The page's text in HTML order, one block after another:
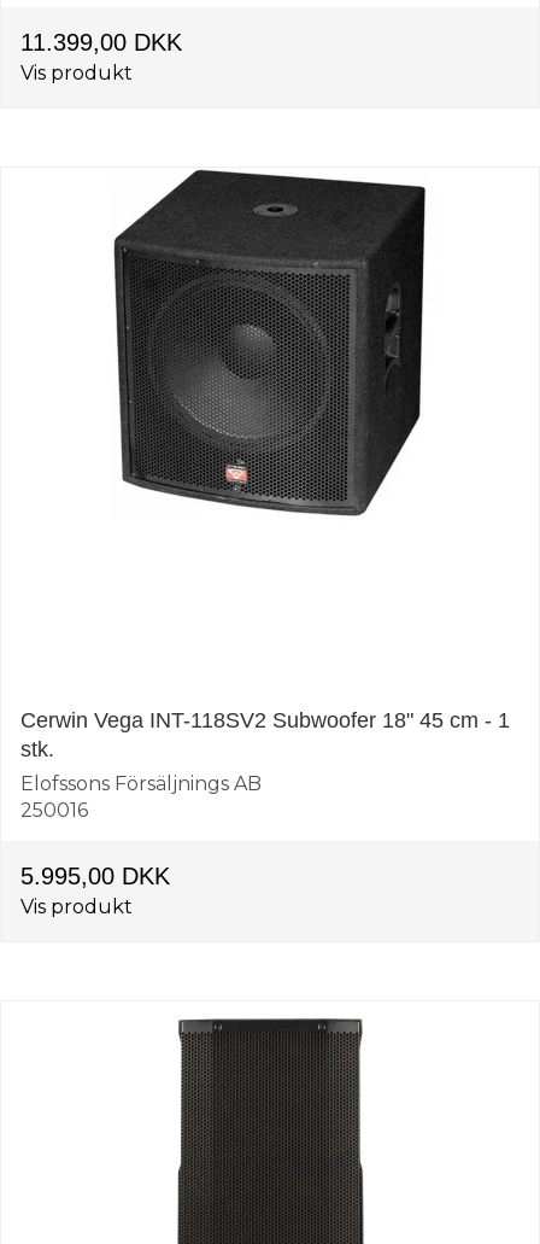
11.399,00 DKK
Vis produkt
Cerwin Vega INT-118SV2 Subwoofer 18" 45 cm - 1
stk.
Elofssons Försäljnings AB
250016
5.995,00 DKK
Vis produkt